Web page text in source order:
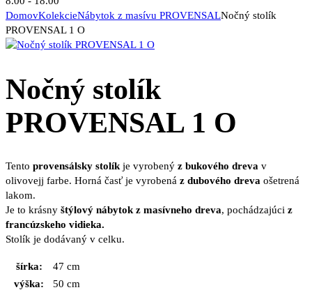
DomovKolekcieNábytok z masívu PROVENSALNočný stolík
PROVENSAL 1 O
Nočný stolík
PROVENSAL 1 O
Tento provensálsky stolík je vyrobený z bukového dreva v
olivovejj farbe. Horná časť je vyrobená z dubového dreva ošetrená
lakom.
Je to krásny štýlový nábytok z masívneho dreva, pochádzajúci z
francúzskeho vidieka.
Stolík je dodávaný v celku.
šírka:
47 cm
výška:
50 cm